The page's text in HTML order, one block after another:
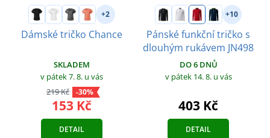
+2
Dámské tričko Chance
SKLADEM
v pátek 7. 8. u vás
219 Kč
-30%
153 Kč
DETAIL
+10
Pánské funkční tričko s
dlouhým rukávem JN498
DO 6 DNŮ
v pátek 14. 8. u vás
403 Kč
DETAIL